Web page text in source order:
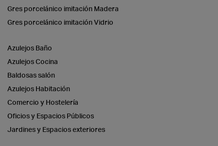
Gres porcelánico imitación Madera
Gres porcelánico imitación Vidrio
Azulejos Baño
Azulejos Cocina
Baldosas salón
Azulejos Habitación
Comercio y Hostelería
Oficios y Espacios Públicos
Jardines y Espacios exteriores